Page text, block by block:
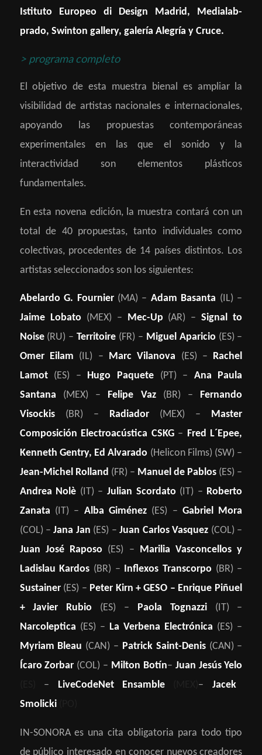
Istituto Europeo di Design Madrid, Medialab-
prado, Swinton gallery, galería Alegría y Cruce.
> programa completo
El objetivo de esta muestra bienal es ampliar la
visibilidad de artistas nacionales e internacionales,
apoyando las propuestas contemporáneas
experimentales en las que el sonido y la
interactividad son elementos plásticos
fundamentales.
En esta novena edición, la muestra contará con un
total de 40 propuestas, tanto individuales como
colectivas, procedentes de 14 países distintos. Los
artistas seleccionados son los siguientes:
Abelardo G. Fournier(MA) – Adam Basanta (IL) –
Jaime Lobato(MEX) – Mec-Up (AR) –Signal to
Noise(RU) –Territoire (FR) – Miguel Aparicio(ES) –
Omer Eilam (IL) – Marc Vilanova (ES) – Rachel
Lamot(ES) – Hugo Paquete (PT) – Ana Paula
Santana (MEX) – Felipe Vaz(BR) – Fernando
Visockis(BR) – Radiador (MEX) – Master
Composición Electroacústica CSKG – Fred L´Epee,
Kenneth Gentry, Ed Alvarado (Helicon Films) (SW) –
Jean-Michel Rolland (FR) – Manuel de Pablos (ES) –
Andrea Nolè (IT) –Julian Scordato(IT) – Roberto
Zanata (IT) – Alba Giménez (ES) –Gabriel Mora
(COL) –Jana Jan (ES) –Juan Carlos Vasquez (COL) –
Juan José Raposo (ES) – Marilia Vasconcellos y
Ladislau Kardos (BR) – Inflexos Transcorpo (BR) –
Sustainer(ES) – Peter Kirn + GESO – Enrique Piñuel
+ Javier Rubio (ES) – Paola Tognazzi (IT) –
Narcoleptica (ES) – La Verbena Electrónica (ES) –
Myriam Bleau (CAN) – Patrick Saint-Denis(CAN) –
Ícaro Zorbar (COL) – Milton Botín– Juan Jesús Yelo
– LiveCodeNet Ensamble – Jacek
Smolicki
IN-SONORA es una cita obligatoria para todo tipo
de público interesado en conocer nuevos creadores